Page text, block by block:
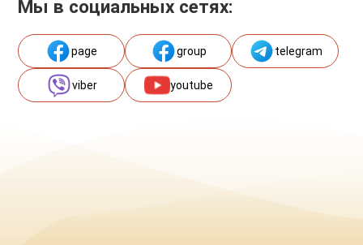
Мы в социальных сетях:
page group telegram
viber youtube